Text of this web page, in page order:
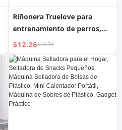
Riñonera Truelove para
entrenamiento de perros,
bolsa multifuncional para
correr, mochila para
mascotas, bolsa de snacks,
suministros para mascotas
$12.26$16.34